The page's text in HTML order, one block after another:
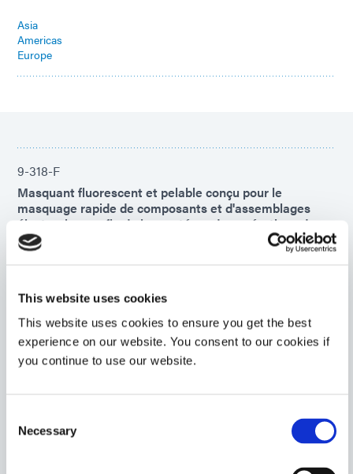
This website uses cookies
This website uses cookies to ensure you get the best
experience on our website. You consent to our cookies if
you continue to use our website.
Selection
Necessary
Asia
Americas
Europe
9-318-F
Masquant fluorescent et pelable conçu pour le
masquage rapide de composants et d'assemblages
électroniques afin de les protéger des opérations de
refusion ou de soudure à la vague . Ce produit est
hautement thixotrope pour une dosage facile sur les
Asia
Europe
masquage rapide des composants et assemblages
électroniques. Ce masquant est compatible avec la